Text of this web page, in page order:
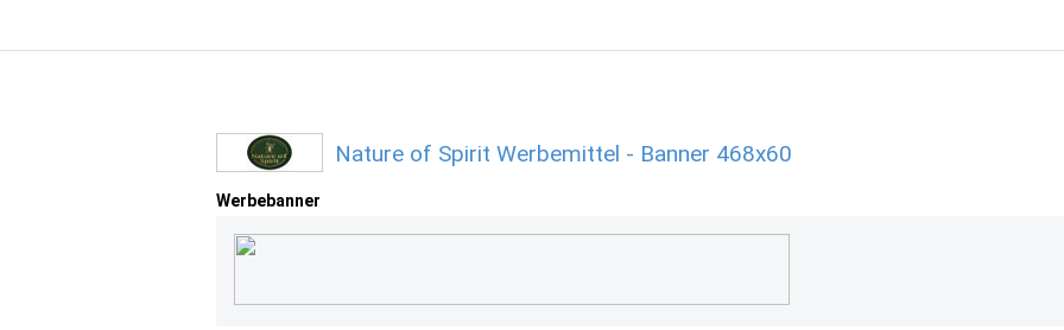
Nature of Spirit Werbemittel - Banner 468x60
Werbebanner